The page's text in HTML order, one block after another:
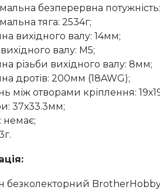
безперервна потужність:
тяга: 2534г;
вихідного валу: 14мм;
вихідного валу: М5;
різьби вихідного валу: 8мм;
дротів: 200мм (18AWG);
між отворами кріплення:
37х33.3мм;
немає;
безколекторний